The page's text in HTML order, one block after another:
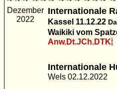
Dezember
2022
Internationale
Kassel 11.12.22
Waikiki vom
Anw.Dt.JCh.DTK:
Internationale
Wels 02.12.2022